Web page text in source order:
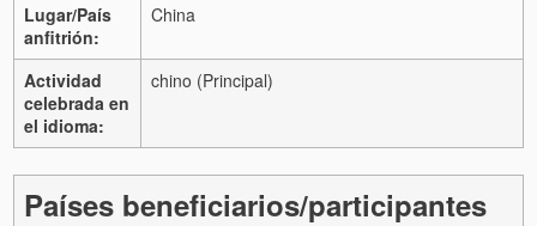
Lugar/País
anfitrión:
China
Actividad
celebrada en
el idioma:
chino (Principal)
Países beneficiarios/participantes